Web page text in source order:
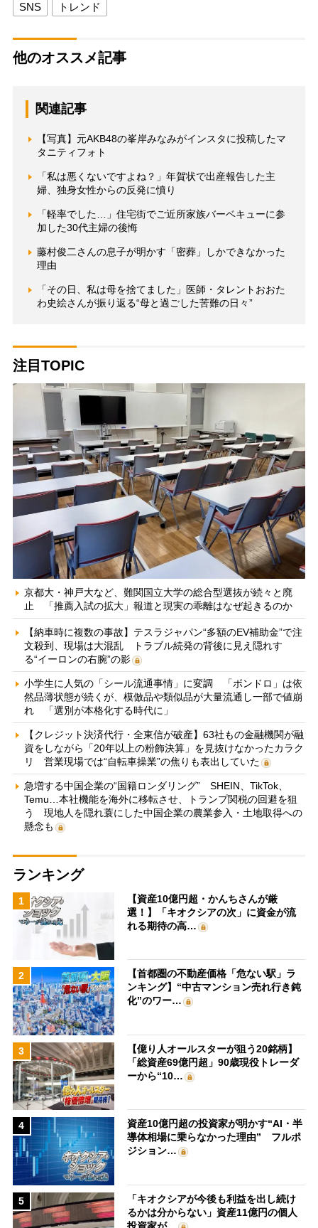
SNS トレンド
他のオススメ記事
関連記事
【写真】元AKB48の峯岸みなみがインスタに投稿したマ
タニティフォト
「私は悪くないですよね？」年賀状で出産報告した主
婦、独身女性からの反発に憤り
「軽率でした…」住宅街でご近所家族バーベキューに参
加した30代主婦の後悔
藤村俊二さんの息子が明かす「密葬」しかできなかった
理由
「その日、私は母を捨てました」医師・タレントおおた
わ史絵さんが振り返る“母と過ごした苦難の日々”
注目TOPIC
京都大・神戸大など、難関国立大学の総合型選抜が続々と廃
止 「推薦入試の拡大」報道と現実の乖離はなぜ起きるのか
【納車時に複数の事故】テスラジャパン“多額のEV補助金”で注
文殺到、現場は大混乱 トラブル続発の背後に見え隠れす
る“イーロンの右腕”の影
小学生に人気の「シール流通事情」に変調 「ボンドロ」は依
然品薄状態が続くが、模倣品や類似品が大量流通し一部で値崩
れ 「選別が本格化する時代に」
【クレジット決済代行・全東信が破産】63社もの金融機関が融
資をしながら「20年以上の粉飾決算」を見抜けなかったカラク
リ 営業現場では“自転車操業”の焦りも表出していた
急増する中国企業の“国籍ロンダリング” SHEIN、TikTok、
Temu…本社機能を海外に移転させ、トランプ関税の回避を狙
う 現地人を隠れ蓑にした中国企業の農業参入・土地取得への
懸念も
ランキング
1
【資産10億円超・かんちさんが厳
選！】「キオクシアの次」に資金が流
れる期待の高…
2
【首都圏の不動産価格「危ない駅」ラ
ンキング】“中古マンション売れ行き鈍
化”のワー…
3
【億り人オールスターが狙う20銘柄】
「総資産69億円超」90歳現役トレーダ
ーから“10…
4
資産10億円超の投資家が明かす“AI・半
導体相場に乗らなかった理由” フルポ
ジション…
5
「キオクシアが今後も利益を出し続け
るかは分からない」資産11億円の個人